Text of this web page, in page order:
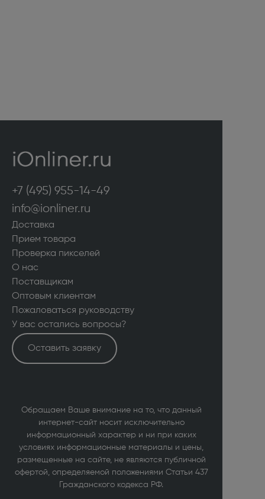
+7 (495) 955-14-49
info@ionliner.ru
Доставка
Прием товара
Проверка пикселей
О нас
Поставщикам
Оптовым клиентам
Пожаловаться руководству
У вас остались вопросы?
Оставить заявку
Обращаем Ваше внимание на то, что данный
интернет-сайт носит исключительно
информационный характер и ни при каких
условиях информационные материалы и цены,
размещенные на сайте, не являются публичной
офертой, определяемой положениями Статьи 437
Гражданского кодекса РФ.